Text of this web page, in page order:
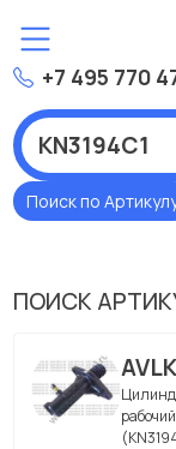
+7 495 770
Поиск по
ПОИСК
рабочий